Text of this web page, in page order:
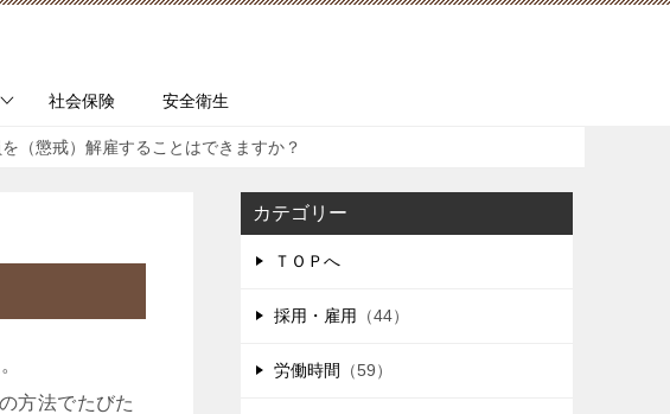
社会保険 安全衛生
（懲戒）解雇することはできますか？
方法でたびた
カテゴリー
ＴＯＰへ
採用・雇用 （44）
労働時間 （59）